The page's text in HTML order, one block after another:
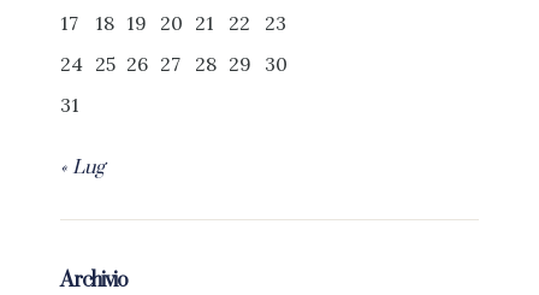
17
18 19 20 21 22
23
24 25 26 27 28 29
30
31
« Lug
Archivio